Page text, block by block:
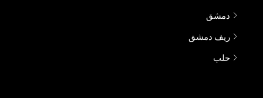
دمشق
ريف دمشق
حلب